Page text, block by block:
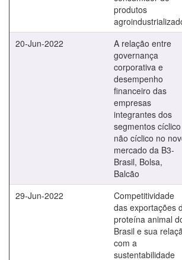
produtos
20-Jun-2022
A relação entre
governança
corporativa e
desempenho
financeiro das
empresas
integrantes dos
segmentos
não cíclico no
mercado da B3-
Brasil, Bolsa,
Balcão
29-Jun-2022
Competitividade
das exportações
proteína animal
Brasil e sua
com a
sustentabilidade